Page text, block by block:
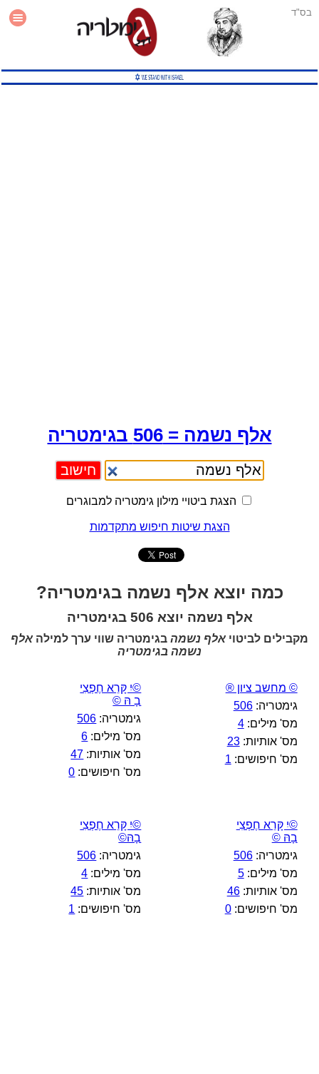
בס"ד
עזרה
אלף נשמה = 506 בגימטריה
הצגת ביטויי מילון גימטריה למבוגרים
הצגת שיטות חיפוש מתקדמות
כמה יוצא אלף נשמה בגימטריה?
אלף נשמה יוצא 506 בגימטריה
מקבילים לביטוי אלף נשמה בגימטריה שווי ערך למילה אלף
נשמה בגימטריה
© מחשב ציון ®
גימטריה:506
מס' מילים:4
מס' אותיות:23
מס' חיפושים: 1
©יִ קָּרֵא חֶפְצִי
בָ הּ ©
גימטריה: 506
מס' מילים: 6
מס' אותיות: 47
מס' חיפושים: 0
©יִ קָּרֵא חֶפְצִי
בָהּ ©
גימטריה:506
מס' מילים:5
מס' אותיות:46
מס' חיפושים:0
©יִ קָּרֵא חֶפְצִי
בָהּ©
גימטריה: 506
מס' מילים: 4
מס' אותיות: 45
מס' חיפושים: 1